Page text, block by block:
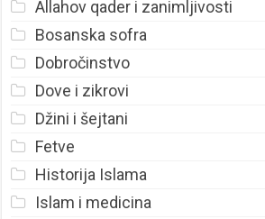
Allahov qader i zanimljivosti
Bosanska sofra
Dobročinstvo
Dove i zikrovi
Džini i šejtani
Fetve
Historija Islama
Islam i medicina